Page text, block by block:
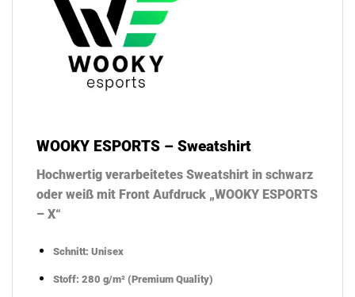
WOOKY ESPORTS – Sweatshirt
Hochwertig verarbeitetes Sweatshirt in schwarz
oder weiß mit Front Aufdruck „WOOKY ESPORTS
– X“
Schnitt: Unisex
Stoff: 280 g/m² (Premium Quality)